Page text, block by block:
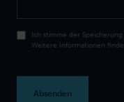
Ich stimme der
Weitere Informationen